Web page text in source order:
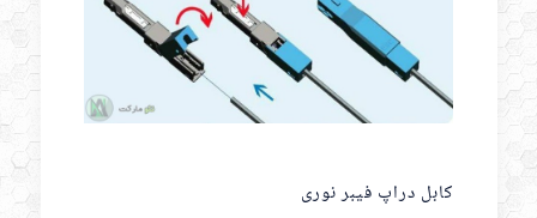
کابل دراپ فیبر نوری